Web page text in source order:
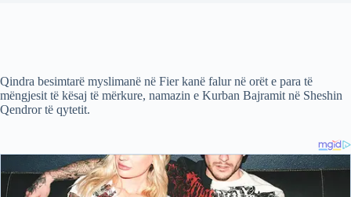
Qindra besimtarë myslimanë në Fier kanë falur në orët e para të
mëngjesit të kësaj të mërkure, namazin e Kurban Bajramit në Sheshin
Qendror të qytetit.